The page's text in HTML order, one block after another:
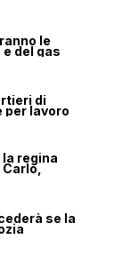
le
del gas
di
per lavoro
regina
se la